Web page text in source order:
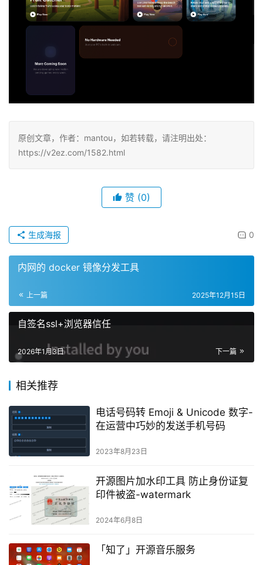
原创文章，作者：mantou，如若转载，请注明出处：
https://v2ez.com/1582.html
赞 (0)
0
生成海报
内网的 docker 镜像分发工具
上一篇 2025年12月15日
自签名ssl+浏览器信任
下一篇
2026年1月3日
相关推荐
电话号码转 Emoji & Unicode 数字-
在运营中巧妙的发送手机号码
2023年8月23日
开源图片加水印工具 防止身份证复
印件被盗-watermark
2024年6月8日
「知了」开源音乐服务